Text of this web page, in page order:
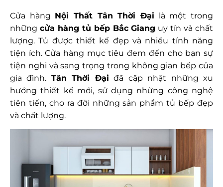
Cửa hàng Nội Thất Tân Thời Đại là một trong
những cửa hàng tủ bếp Bắc Giang uy tín và chất
lượng. Tủ được thiết kế đẹp và nhiều tính năng
tiện ích. Cửa hàng mục tiêu đem đến cho bạn sự
tiện nghi và sang trọng trong không gian bếp của
gia đình. Tân Thời Đại đã cập nhật những xu
hướng thiết kế mới, sử dụng những công nghệ
tiên tiến, cho ra đời những sản phẩm tủ bếp đẹp
và chất lượng.